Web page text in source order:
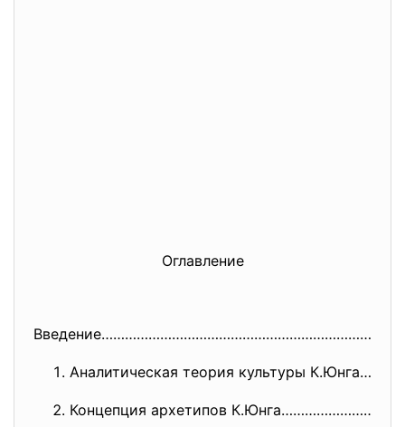
Оглавление
Введение…………………………………………………………
Аналитическая теория культуры
Концепция архетипов